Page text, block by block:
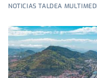
NOTICIAS TALDEA